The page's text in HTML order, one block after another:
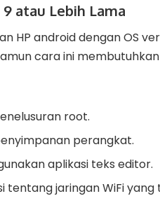
atau Lebih Lama
HP android dengan OS
cara ini
root.
perangkat.
aplikasi teks editor.
tentang jaringan WiFi